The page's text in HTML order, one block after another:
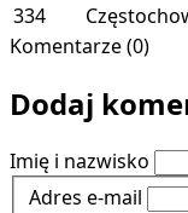
334
Komentarze (0)
Dodaj
Imię i nazwisko
Adres e-mail